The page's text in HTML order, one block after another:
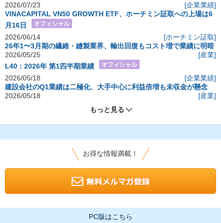
2026/07/23
[企業業績]
VINACAPITAL VN50 GROWTH ETF、ホーチミン証取への上場は6
月16日
オフィシャル
2026/06/14
[ホーチミン証取]
26年1〜3月期の繊維・縫製業界、輸出回復もコスト増で業績に明暗
2026/05/25
[産業]
L40：2026年 第1四半期業績
オフィシャル
2026/05/18
[企業業績]
建設会社のQ1業績は二極化、大手中心に利益倍増も未収金が懸念
2026/05/18
[産業]
もっと見る
お得な情報満載！
PC版はこちら